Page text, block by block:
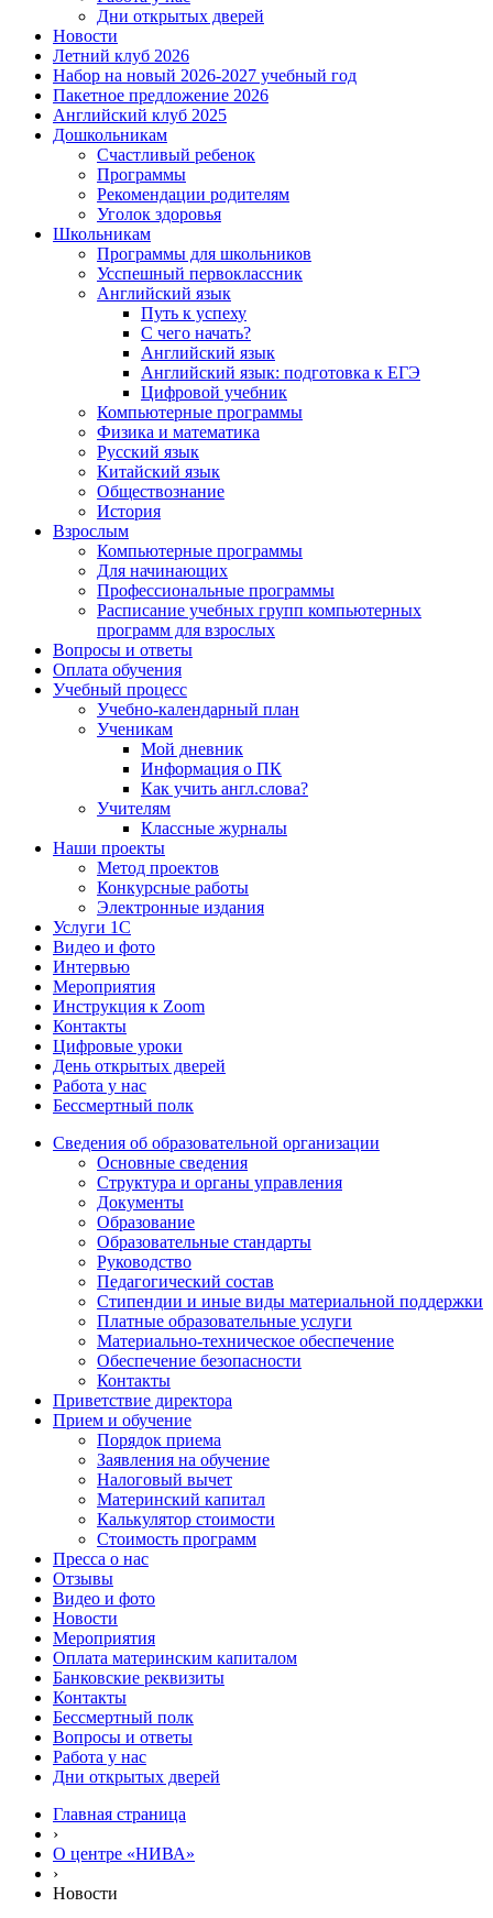
Дни открытых дверей
Новости
Летний клуб 2026
Набор на новый 2026-2027 учебный год
Пакетное предложение 2026
Английский клуб 2025
Дошкольникам
Счастливый ребенок
Программы
Рекомендации родителям
Уголок здоровья
Школьникам
Программы для школьников
Усспешный первоклассник
Английский язык
Путь к успеху
С чего начать?
Английский язык
Английский язык: подготовка к ЕГЭ
Цифровой учебник
Компьютерные программы
Физика и математика
Русский язык
Китайский язык
Обществознание
История
Взрослым
Компьютерные программы
Для начинающих
Профессиональные программы
Расписание учебных групп компьютерных
программ для взрослых
Вопросы и ответы
Оплата обучения
Учебный процесс
Учебно-календарный план
Ученикам
Мой дневник
Информация о ПК
Как учить англ.слова?
Учителям
Классные журналы
Наши проекты
Метод проектов
Конкурсные работы
Электронные издания
Услуги 1C
Видео и фото
Интервью
Мероприятия
Инструкция к Zoom
Контакты
Цифровые уроки
День открытых дверей
Работа у нас
Бессмертный полк
Сведения об образовательной организации
Основные сведения
Структура и органы управления
Документы
Образование
Образовательные стандарты
Руководство
Педагогический состав
Стипендии и иные виды материальной поддержки
Платные образовательные услуги
Материально-техническое обеспечение
Обеспечение безопасности
Контакты
Приветствие директора
Прием и обучение
Порядок приема
Заявления на обучение
Налоговый вычет
Материнский капитал
Калькулятор стоимости
Стоимость программ
Пресса о нас
Отзывы
Видео и фото
Новости
Мероприятия
Оплата материнским капиталом
Банковские реквизиты
Контакты
Бессмертный полк
Вопросы и ответы
Работа у нас
Дни открытых дверей
Главная страница
›
О центре «НИВА»
›
Новости